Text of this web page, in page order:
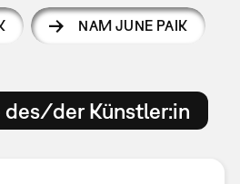
NAM JUNE PAIK
des/der Künstler:in